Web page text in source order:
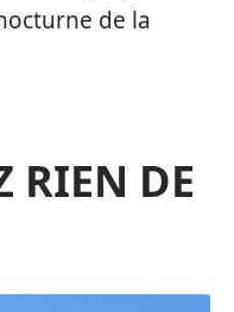
de la
RIEN DE